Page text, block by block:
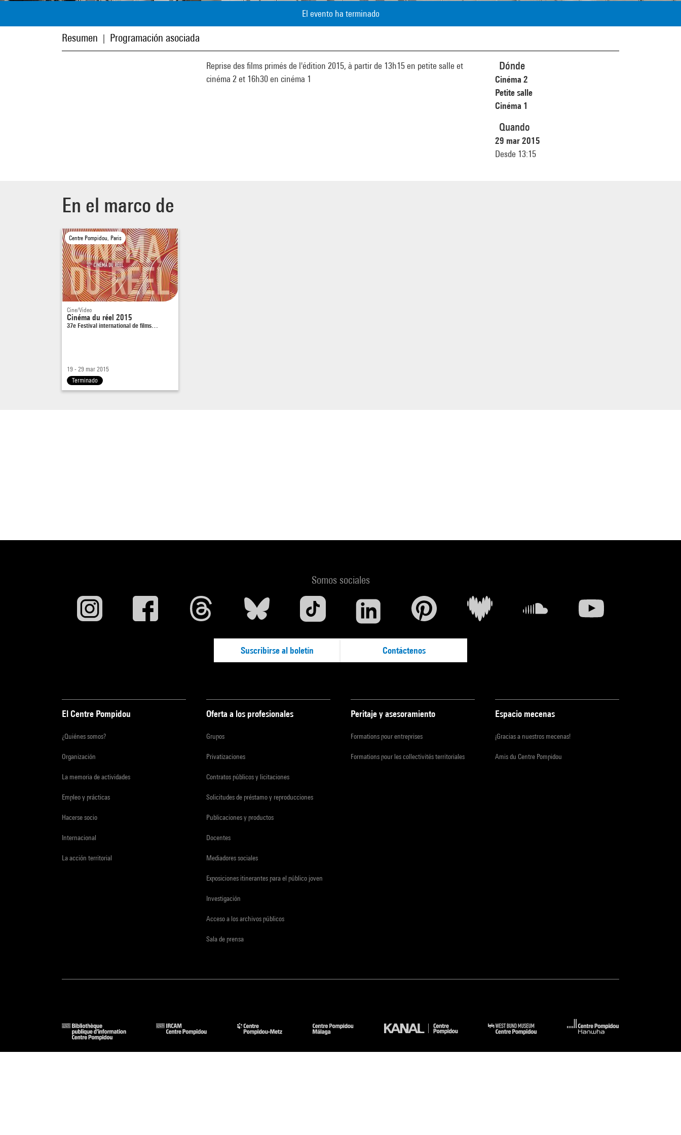
El evento ha terminado
Resumen Programación asociada
Reprise des films primés de l'édition 2015, à partir de 13h15 en petite salle et
cinéma 2 et 16h30 en cinéma 1
Dónde
Cinéma 2
Petite salle
Cinéma 1
Quando
29 mar 2015
Desde 13:15
En el marco de
Centre Pompidou, Paris
Cine/Video
Cinéma du réel 2015
37e Festival international de films…
19 - 29 mar 2015
Terminado
Somos sociales
Suscribirse al boletín Contáctenos
El Centre Pompidou
¿Quiénes somos?
Organización
La memoria de actividades
Empleo y prácticas
Hacerse socio
Internacional
La acción territorial
Oferta a los profesionales
Grupos
Privatizaciones
Contratos públicos y licitaciones
Solicitudes de préstamo y reproducciones
Publicaciones y productos
Docentes
Mediadores sociales
Exposiciones itinerantes para el público joven
Investigación
Acceso a los archivos públicos
Sala de prensa
Peritaje y asesoramiento
Formations pour entreprises
Formations pour les collectivités territoriales
Espacio mecenas
¡Gracias a nuestros mecenas!
Amis du Centre Pompidou